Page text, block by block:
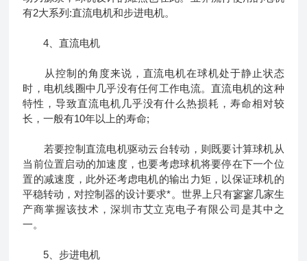
有2大系列:直流电机和步进电机。
4、直流电机
从控制的角度来说，直流电机在球机处于静止状态
时，电机线圈中几乎没有任何工作电流。直流电机的这种
特性，导致直流电机几乎没有什么热损耗，寿命相对较
长，一般有10年以上的寿命;
若要控制直流电机驱动云台转动，则既要计算球机从
当前位置启动的加速度，也要考虑球机将要停在下一个位
置的减速度，此外还考虑电机的输出力矩，以保证球机的
平稳转动，对控制器的设计要求*。世界上只有寥寥几家生
产商掌握该技术，深圳市艾立克电子有限公司是其中之
一。
5、步进电机